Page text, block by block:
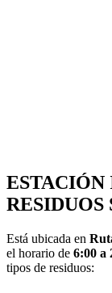
RESIDUOS
Está ubicada en
el horario de 6:00 a
tipos de residuos: